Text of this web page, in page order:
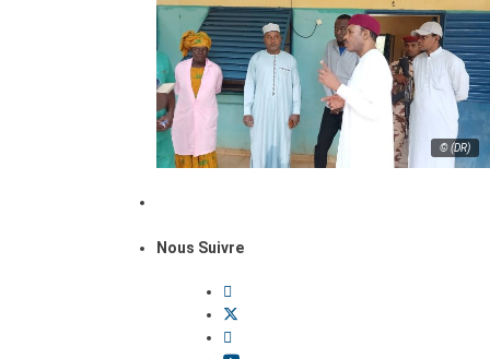
© (DR)
Nous Suivre